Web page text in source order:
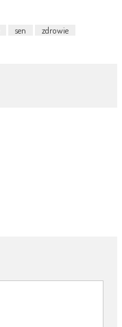
sen
zdrowie